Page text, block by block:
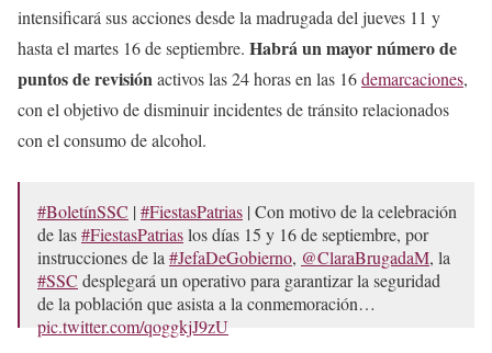
intensificará sus acciones desde la madrugada del jueves 11 y
hasta el martes 16 de septiembre. Habrá un mayor número de
puntos de revisión activos las 24 horas en las 16demarcaciones,
con el objetivo de disminuir incidentes de tránsito relacionados
con el consumo de alcohol.
#BoletínSSC | #FiestasPatrias | Con motivo de la celebración
de las#FiestasPatriaslos días 15 y 16 de septiembre, por
instrucciones de la #JefaDeGobierno, @ClaraBrugadaM, la
#SSC desplegará un operativo para garantizar la seguridad
de la población que asista a la conmemoración…
pic.twitter.com/qoggkjJ9zU